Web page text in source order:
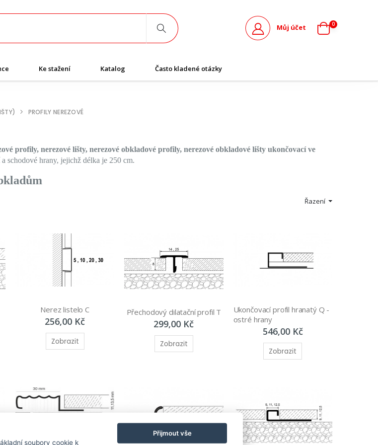
Můj účet 0
Ke stažení Katalog Často kladené otázky
PROFILY NEREZOVÉ
profily, nerezové lišty, nerezové obkladové profily, nerezové obkladové lišty ukončovací ve
schodové hrany, jejichž délka je 250 cm.
Řazení
Nerez listelo C
256,00 Kč
Zobrazit
Přechodový dilatační profil T
299,00 Kč
Zobrazit
Ukončovací profil hranatý Q -
ostré hrany
546,00 Kč
Zobrazit
soubory cookie k
Přijmout vše